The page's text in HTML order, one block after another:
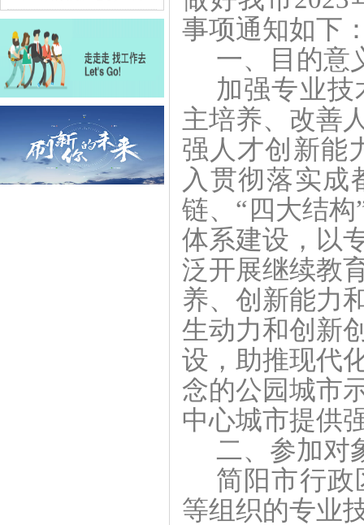
事项通知如下
一、目的意
加强专业
主培养、改善
强人才创新能
入贯彻落实成
链、“四大结
体系建设，以
泛开展继续教
养、创新能力
生动力和创新
设，助推现代
念的公园城市
中心城市提供
二、参加对
简阳市行
等组织的专业